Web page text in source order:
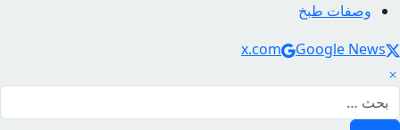
وصفات طبخ
Social Links
x.com Google News
البحث عن: